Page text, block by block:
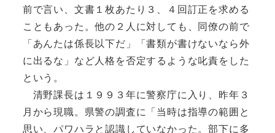
前で言い、文書１枚あたり３、４回訂正を求める
こともあった。他の２人に対しても、同僚の前で
「あんたは係長以下だ」「書類が書けないなら外
に出るな」など人格を否定するような叱責をした
という。
清野課長は１９９３年に警察庁に入り、昨年３
月から現職。県警の調査に「当時は指導の範囲と
思い、パワハラと認識していなかった。部下に多